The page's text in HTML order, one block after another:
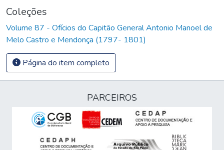
Coleções
Volume 87 - Ofícios do Capitão General Antonio Manoel de
Melo Castro e Mendonça (1797- 1801)
Página do item completo
PARCEIROS